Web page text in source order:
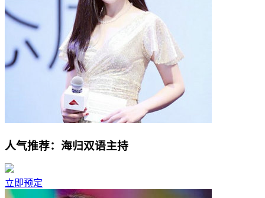
人气推荐：海归双语主持
立即预定